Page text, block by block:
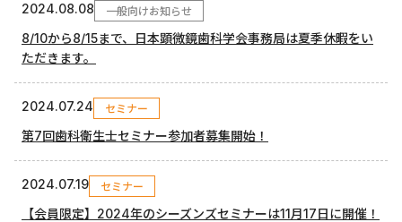
2024.08.08 一般向けお知らせ
8/10から8/15まで、日本顕微鏡歯科学会事務局は夏季休暇をい
ただきます。
2024.07.24 セミナー
第7回歯科衛生士セミナー参加者募集開始！
2024.07.19 セミナー
【会員限定】2024年のシーズンズセミナーは11月17日に開催！